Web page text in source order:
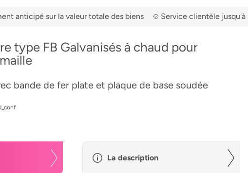
anticipé sur la valeur totale des biens Service clientèle jusqu'à
type FB Galvanisés à chaud pour
bande de fer plate et plaque de base soudée
La description